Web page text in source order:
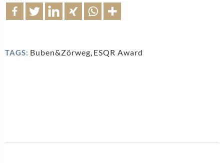
TAGS: Buben&Zörweg, ESQR Award